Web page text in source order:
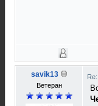
savik13
Ветеран